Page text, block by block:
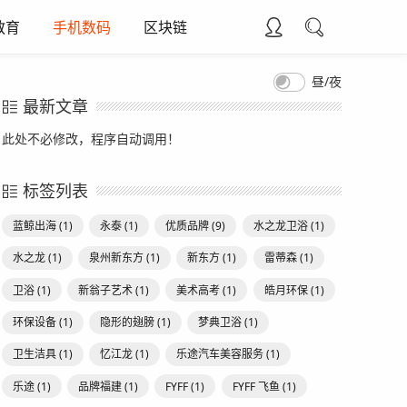
育 手机数码 区块链
昼/夜
最新文章
此处不必修改，程序自动调用！
标签列表
蓝鲸出海(1) 永泰(1) 优质品牌(9) 水之龙卫浴(1)
水之龙(1) 泉州新东方(1) 新东方(1) 雷蒂森(1)
卫浴(1) 新翁子艺术(1) 美术高考(1) 皓月环保(1)
环保设备(1) 隐形的翅膀(1) 梦典卫浴(1)
卫生洁具(1) 忆江龙(1) 乐途汽车美容服务(1)
乐途(1) 品牌福建(1) FYFF(1) FYFF 飞鱼(1)